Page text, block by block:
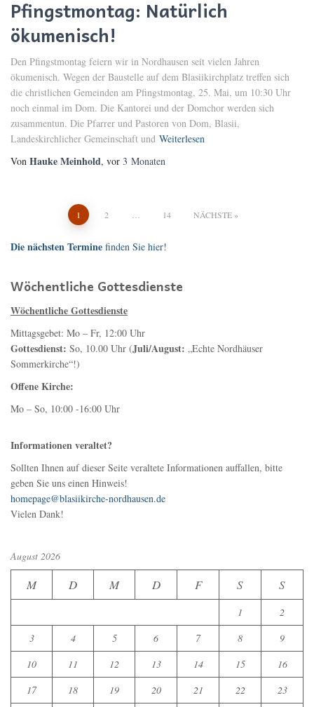
Pfingstmontag: Natürlich
ökumenisch!
Den Pfingstmontag feiern wir in Nordhausen seit vielen Jahren
ökumenisch. Wegen der Baustelle auf dem Blasiikirchplatz treffen sich
die christlichen Gemeinden am Pfingstmontag, 25. Mai, um 10:30 Uhr
noch einmal im Dom. Die Kantorei und der Domchor werden sich
zusammentun. Die Pfarrer und Pastoren von Dom, Blasii,
Landeskirchlicher Gemeinschaft und Weiterlesen
Von Hauke Meinhold, vor 3 Monaten
Seitennummerierung
der
Beiträge
1 2 14 NÄCHSTE
Die nächsten Termine finden Sie hier!
Wöchentliche Gottesdienste
Wöchentliche Gottesdienste
Mittagsgebet: Mo – Fr, 12:00 Uhr
Gottesdienst: So, 10.00 Uhr (Juli/August: „Echte Nordhäuser
Sommerkirche“!)
Offene Kirche:
Mo – So, 10:00 -16:00 Uhr
Informationen veraltet?
Sollten Ihnen auf dieser Seite veraltete Informationen auffallen, bitte
geben Sie uns einen Hinweis!
homepage@blasiikirche-nordhausen.de
Vielen Dank!
August 2026
M D M D F S S
1
2
3
4 5 6 7 8
9
10
11 12 13 14 15
16
17
18 19 20 21 22 23